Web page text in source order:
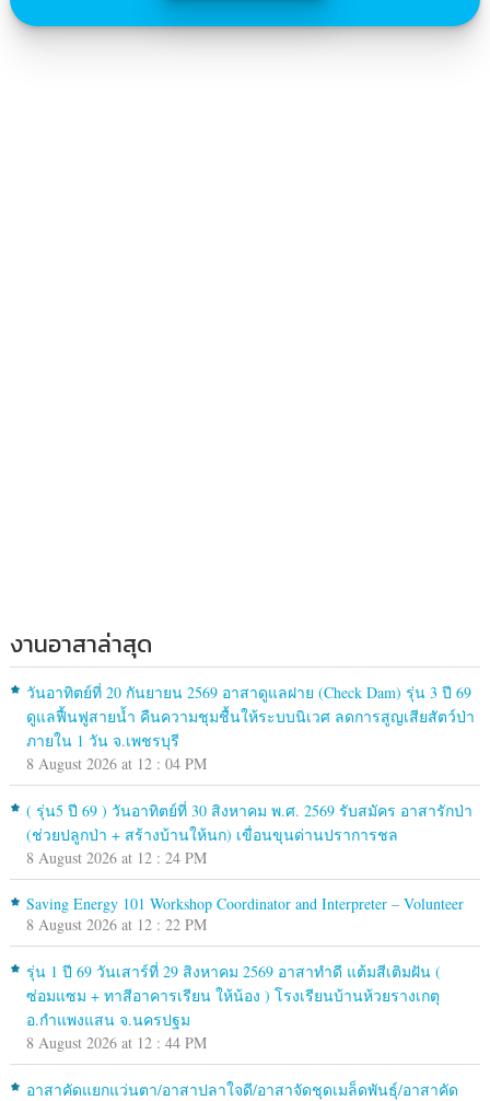
งานอาสาล่าสุด
วันอาทิตย์ที่ 20 กันยายน 2569 อาสาดูแลฝาย (Check Dam) รุ่น 3 ปี 69
ดูแลฟื้นฟูสายน้ำ คืนความชุมชื้นให้ระบบนิเวศ ลดการสูญเสียสัตว์ป่า
ภายใน 1 วัน จ.เพชรบุรี
8 August 2026 at 12 : 04 PM
( รุ่น5 ปี 69 ) วันอาทิตย์ที่ 30 สิงหาคม พ.ศ. 2569 รับสมัคร อาสารักป่า
(ช่วยปลูกป่า + สร้างบ้านให้นก) เขื่อนขุนด่านปราการชล
8 August 2026 at 12 : 24 PM
Saving Energy 101 Workshop Coordinator and Interpreter – Volunteer
8 August 2026 at 12 : 22 PM
รุ่น 1 ปี 69 วันเสาร์ที่ 29 สิงหาคม 2569 อาสาทำดี แต้มสีเติมฝัน (
ซ่อมแซม + ทาสีอาคารเรียน ให้น้อง ) โรงเรียนบ้านห้วยรางเกตุ
อ.กำแพงแสน จ.นครปฐม
8 August 2026 at 12 : 44 PM
อาสาคัดแยกแว่นตา/อาสาปลาใจดี/อาสาจัดชุดเมล็ดพันธุ์/อาสาคัด